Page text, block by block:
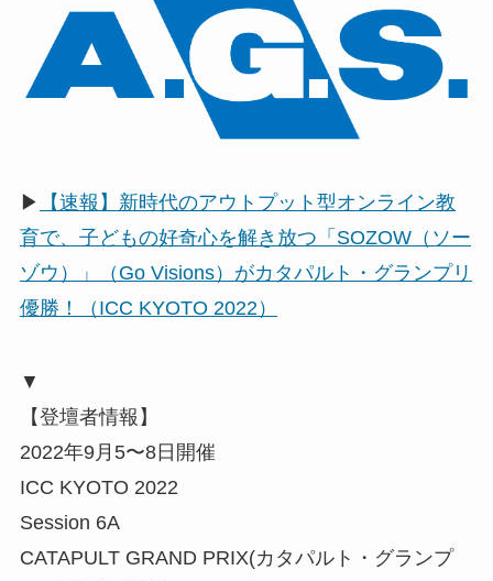
▶
【速報】新時代のアウトプット型オンライン教
育で、子どもの好奇心を解き放つ「SOZOW（ソー
ゾウ）」（Go Visions）がカタパルト・グランプリ
優勝！（ICC KYOTO 2022）
▼
【登壇者情報】
2022年9月5〜8日開催
ICC KYOTO 2022
Session 6A
CATAPULT GRAND PRIX(カタパルト・グランプ